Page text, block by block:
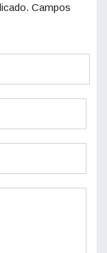
Campos